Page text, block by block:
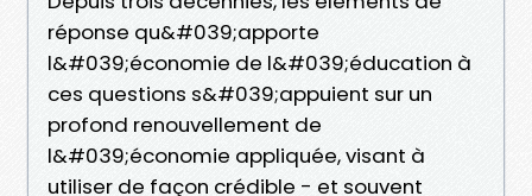
réponse qu&#039;apporte
l&#039;économie de l&#039;éducation à
ces questions s&#039;appuient sur un
profond renouvellement de
l&#039;économie appliquée, visant à
utiliser de façon crédible - et souvent